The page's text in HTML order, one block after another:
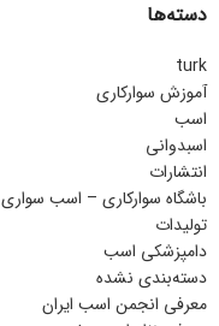
دسته‌ها
turk
آموزش سوارکاری
اسب
اسبدوانی
انتشارات
باشگاه سوارکاری – اسب سواری
تولیدات
دامپزشکی اسب
دسته‌بندی نشده
معرفی انجمن اسب ایران